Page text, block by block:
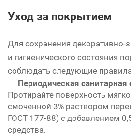
Уход за покрытием
Для сохранения декоративно-
и гигиенического состояния
соблюдать следующие
Периодическая санитарная
Протирайте поверхность
смоченной 3% раствором
ГОСТ 177-88) с добавлением
средства.